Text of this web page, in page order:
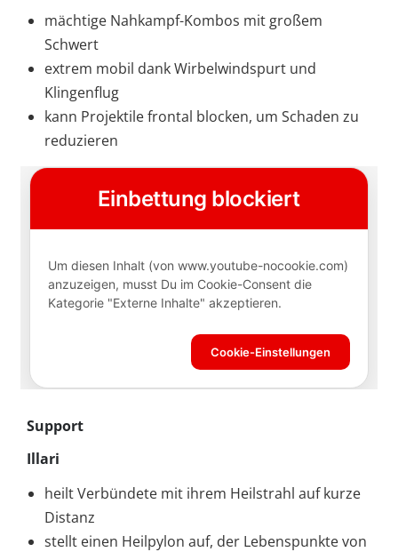
mächtige Nahkampf-Kombos mit großem
Schwert
extrem mobil dank Wirbelwindspurt und
Klingenflug
kann Projektile frontal blocken, um Schaden zu
reduzieren
Support
Illari
heilt Verbündete mit ihrem Heilstrahl auf kurze
Distanz
stellt einen Heilpylon auf, der Lebenspunkte von